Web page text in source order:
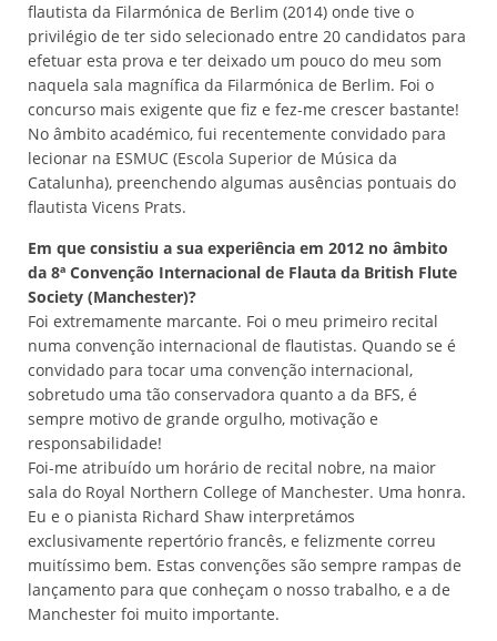
flautista da Filarmónica de Berlim (2014) onde tive o
privilégio de ter sido selecionado entre 20 candidatos para
efetuar esta prova e ter deixado um pouco do meu som
naquela sala magnífica da Filarmónica de Berlim. Foi o
concurso mais exigente que fiz e fez-me crescer bastante!
No âmbito académico, fui recentemente convidado para
lecionar na ESMUC (Escola Superior de Música da
Catalunha), preenchendo algumas ausências pontuais do
flautista Vicens Prats.
Em que consistiu a sua experiência em 2012 no âmbito
da 8ª Convenção Internacional de Flauta da British Flute
Society (Manchester)?
Foi extremamente marcante. Foi o meu primeiro recital
numa convenção internacional de flautistas. Quando se é
convidado para tocar uma convenção internacional,
sobretudo uma tão conservadora quanto a da BFS, é
sempre motivo de grande orgulho, motivação e
responsabilidade!
Foi-me atribuído um horário de recital nobre, na maior
sala do Royal Northern College of Manchester. Uma honra.
Eu e o pianista Richard Shaw interpretámos
exclusivamente repertório francês, e felizmente correu
muitíssimo bem. Estas convenções são sempre rampas de
lançamento para que conheçam o nosso trabalho, e a de
Manchester foi muito importante.